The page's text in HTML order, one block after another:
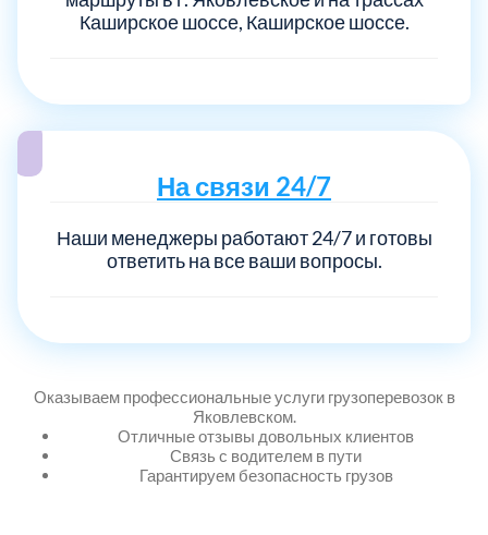
Каширское шоссе, Каширское шоссе.
На связи 24/7
Наши менеджеры работают 24/7 и готовы
ответить на все ваши вопросы.
Оказываем профессиональные услуги грузоперевозок в
Яковлевском.
Отличные отзывы довольных клиентов
Связь с водителем в пути
Гарантируем безопасность грузов